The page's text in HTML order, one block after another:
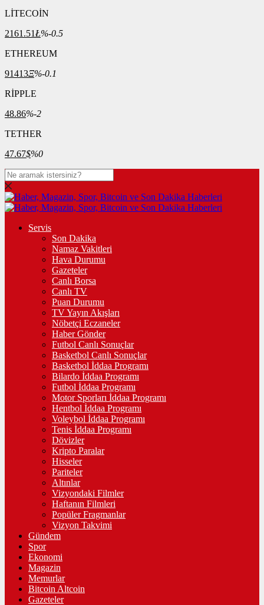
LİTECOİN
2161.51Ł%-0.5
ETHEREUM
91413Ξ%-0.1
RİPPLE
48.86%-2
TETHER
47.67$%0
Servis
Son Dakika
Namaz Vakitleri
Hava Durumu
Gazeteler
Canlı Borsa
Canlı TV
Puan Durumu
TV Yayın Akışları
Nöbetçi Eczaneler
Haber Gönder
Futbol Canlı Sonuçlar
Basketbol Canlı Sonuçlar
Basketbol İddaa Programı
Bilardo İddaa Programı
Futbol İddaa Programı
Motor Sporları İddaa Programı
Hentbol İddaa Programı
Voleybol İddaa Programı
Tenis İddaa Programı
Dövizler
Kripto Paralar
Hisseler
Pariteler
Altınlar
Vizyondaki Filmler
Haftanın Filmleri
Popüler Fragmanlar
Vizyon Takvimi
Gündem
Spor
Ekonomi
Magazin
Memurlar
Bitcoin Altcoin
Gazeteler